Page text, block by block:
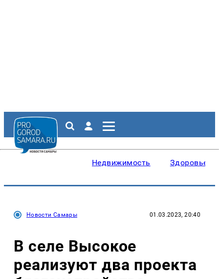
Недвижимость Здоровье
Новости Самары 01.03.2023, 20:40
В селе Высокое
реализуют два проекта